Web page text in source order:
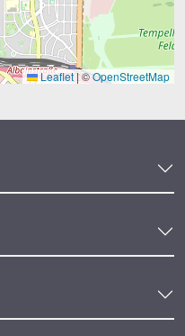
Leaflet|©OpenStreetMap